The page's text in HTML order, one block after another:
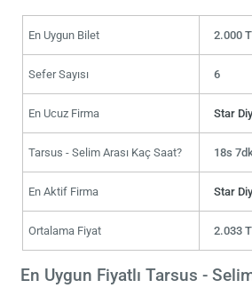
En Uygun Bilet 2.000
Sefer Sayısı 6
En Ucuz Firma Star
Tarsus - Selim Arası Kaç Saat? 18s
En Aktif Firma Star
Ortalama Fiyat 2.033
En Uygun Fiyatlı Tarsus -